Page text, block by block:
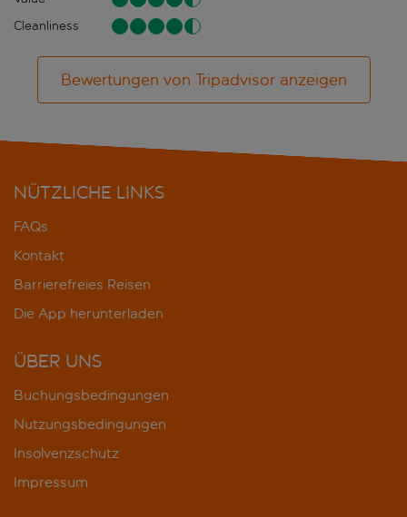
Cleanliness
Bewertungen von Tripadvisor anzeigen
NÜTZLICHE LINKS
FAQs
Kontakt
Barrierefreies Reisen
Die App herunterladen
ÜBER UNS
Buchungsbedingungen
Nutzungsbedingungen
Insolvenzschutz
Impressum